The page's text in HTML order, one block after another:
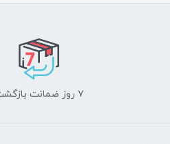
۷ روز ضمانت بازگشت